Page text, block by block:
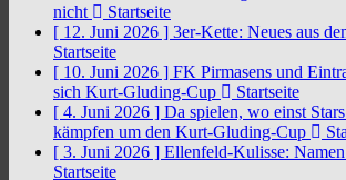
nicht
Startseite
[ 12. Juni 2026 ] 3er-Kette: Neues aus
Startseite
[ 10. Juni 2026 ] FK Pirmasens und
sich Kurt-Gluding-Cup
Startseite
[ 4. Juni 2026 ] Da spielen, wo einst
kämpfen um den Kurt-Gluding-Cup
[ 3. Juni 2026 ] Ellenfeld-Kulisse:
Startseite